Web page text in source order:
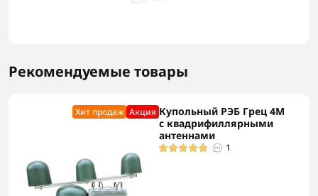
Рекомендуемые товары
Хит продаж Акция Купольный РЭБ Грец 4М
с квадрифиллярными
антеннами
1